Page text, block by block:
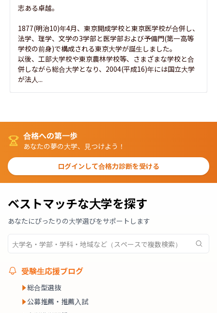
志ある卓越。
1877(明治10)年4月、東京開成学校と東京医学校が合併し、
法学、理学、文学の3学部と医学部および予備門(第一高等
学校の前身)で構成される東京大学が誕生しました。
以後、工部大学校や東京農林学校等、さまざまな学校と合
併しながら総合大学となり、2004(平成16)年には国立大学
が法人...
合格への第一歩
あなたの夢の大学、見つけよう！
ログインして合格力診断を受ける
ベストマッチな大学を探す
あなたにぴったりの大学選びをサポートします
受験生応援ブログ
総合型選抜
公募推薦・推薦入試